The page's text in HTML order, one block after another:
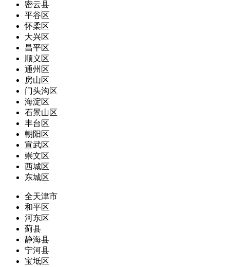
密云县
平谷区
怀柔区
大兴区
昌平区
顺义区
通州区
房山区
门头沟区
海淀区
石景山区
丰台区
朝阳区
宣武区
崇文区
西城区
东城区
全天津市
和平区
河东区
蓟县
静海县
宁河县
宝坻区